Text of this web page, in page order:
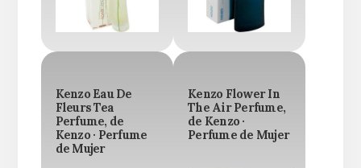
Kenzo Eau De
Fleurs Tea
Perfume, de
Kenzo · Perfume
de Mujer
Kenzo Flower In
The Air Perfume,
de Kenzo ·
Perfume de Mujer